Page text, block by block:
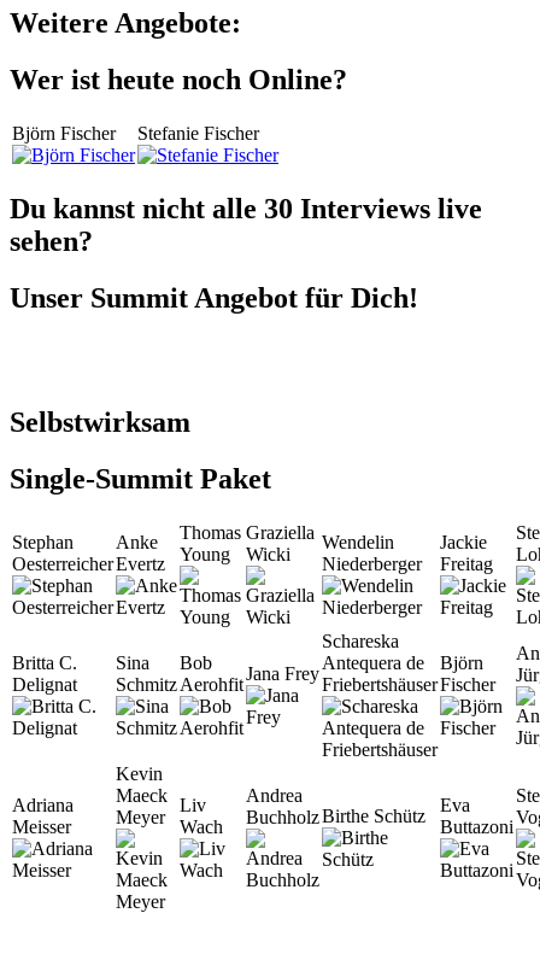
Weitere Angebote:
Wer ist heute noch Online?
Björn Fischer Stefanie Fischer
Du kannst nicht alle 30 Interviews live
sehen?
Unser Summit Angebot für Dich!
Selbstwirksam
Single-Summit Paket
Stephan
Oesterreicher
Anke
Evertz
Thomas
Young
Graziella
Wicki
Wendelin
Niederberger
Jackie
Freitag
Britta C.
Delignat
Sina
Schmitz
Bob
Aerohfit
Jana Frey
Schareska
Antequera de
Friebertshäuser
Björn
Fischer
Adriana
Meisser
Kevin
Maeck
Meyer
Liv
Wach
Andrea
BuchholzBirthe Schütz
Eva
Buttazoni